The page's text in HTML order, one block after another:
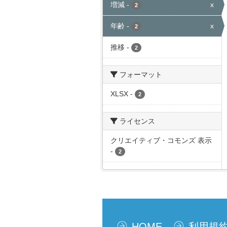
増減 - 2 x
年齢 - 2 x
推移 - 2
フォーマット
XLSX - 2
ライセンス
クリエイティブ・コモンズ 表示
-
2